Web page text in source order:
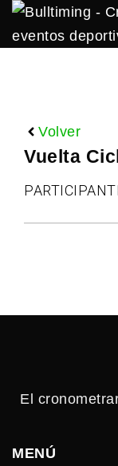
Volver
Vuelta
El
MENÚ